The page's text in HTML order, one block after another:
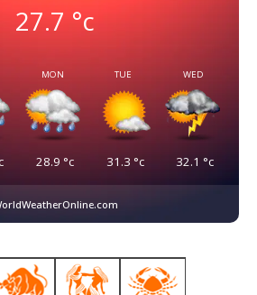
27.7 °c
MON
28.9 °c
TUE
31.3 °c
WED
32.1 °c